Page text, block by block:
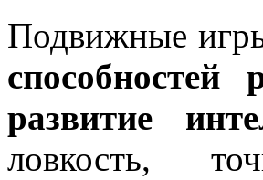
Подвижные
способностей
развитие
ловкость,